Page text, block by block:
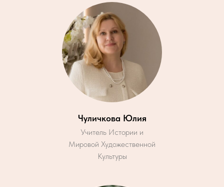
Чуличкова Юлия
Учитель Истории и
Мировой Художественной
Культуры